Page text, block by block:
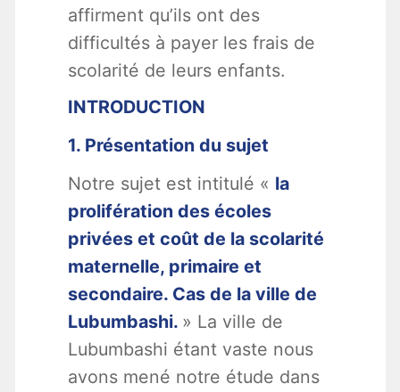
affirment qu’ils ont des
difficultés à payer les frais de
scolarité de leurs enfants.
INTRODUCTION
1. Présentation du sujet
Notre sujet est intitulé « la
prolifération des écoles
privées et coût de la scolarité
maternelle, primaire et
secondaire. Cas de la ville de
Lubumbashi. » La ville de
Lubumbashi étant vaste nous
avons mené notre étude dans